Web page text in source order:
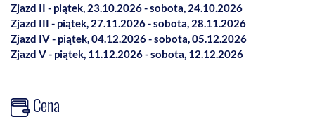
Zjazd II - piątek, 23.10.2026 - sobota, 24.10.2026
Zjazd III - piątek, 27.11.2026 - sobota, 28.11.2026
Zjazd IV - piątek, 04.12.2026 - sobota, 05.12.2026
Zjazd V - piątek, 11.12.2026 - sobota, 12.12.2026
Cena